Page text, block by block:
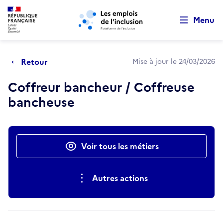
Aller au menu principal Aller au contenu principal
Menu
Retour Mise à jour le 24/03/2026
Coffreur bancheur / Coffreuse
bancheuse
Actions rapidesVoir tous les métiers
Autres actions
Retour au début de la page
Panneau de gestion des cookies